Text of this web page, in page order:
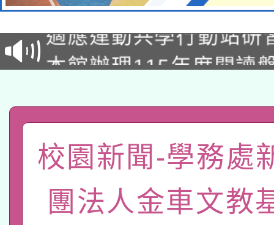
招甄選結果公告(無人
招)
本館辦理115年度閱讀
礎課程
A3數位素養講師名單
「數位內容與教學軟體
pilot」
薪期間赴陸應申請許可
轉知經濟部水利署委託
校園新聞-學務處
團法人金車文教